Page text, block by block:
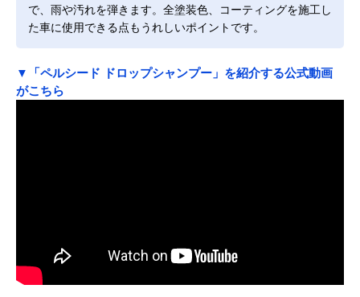
で、雨や汚れを弾きます。全塗装色、コーティングを施工し
た車に使用できる点もうれしいポイントです。
▼「ペルシード ドロップシャンプー」を紹介する公式動画
がこちら